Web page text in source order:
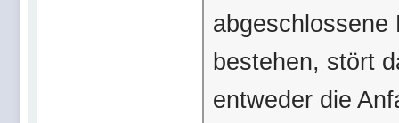
abgeschlossene
bestehen, stört
entweder die